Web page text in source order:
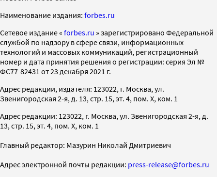
Наименование издания: forbes.ru
Cетевое издание « forbes.ru » зарегистрировано Федеральной
службой по надзору в сфере связи, информационных
технологий и массовых коммуникаций, регистрационный
номер и дата принятия решения о регистрации: серия Эл №
ФС77-82431 от 23 декабря 2021 г.
Адрес редакции, издателя: 123022, г. Москва, ул.
Звенигородская 2-я, д. 13, стр. 15, эт. 4, пом. X, ком. 1
Адрес редакции: 123022, г. Москва, ул. Звенигородская 2-я, д.
13, стр. 15, эт. 4, пом. X, ком. 1
Главный редактор: Мазурин Николай Дмитриевич
Адрес электронной почты редакции: press-release@forbes.ru